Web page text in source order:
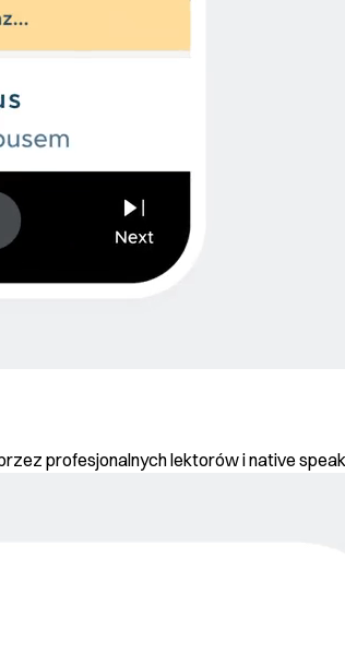
profesjonalnych lektorów i native